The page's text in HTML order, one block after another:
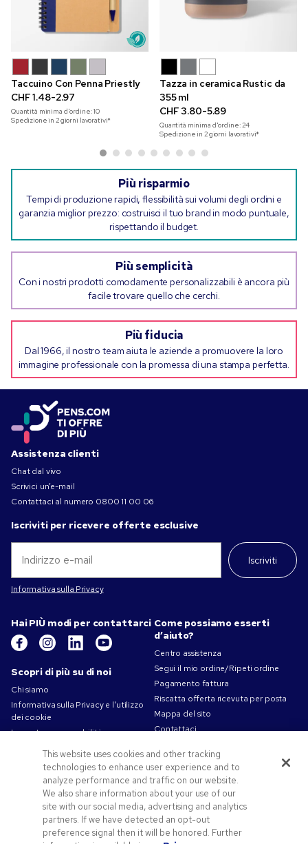
Taccuino Con Penna Priestly
CHF 1.48-2.97
Quantità minima d'ordine:10
Spedizione in 2 giorni lavorativi*
Tazza in ceramica Rustic da
355 ml
CHF 3.80-5.89
Quantità minima d'ordine:24
Spedizione in 2 giorni lavorativi*
Più risparmio
Tempi di produzione rapidi, flessibilità sui volumi degli ordini e
garanzia miglior prezzo: costruisci il tuo brand in modo puntuale,
rispettando il budget.
Più semplicità
Con i nostri prodotti comodamente personalizzabili è ancora più
facile trovare quello che cerchi.
Più fiducia
Dal 1966, il nostro team aiuta le aziende a promuovere la loro
immagine professionale con la promessa di una stampa perfetta.
Assistenza clienti
Chat dal vivo
Scrivici un’e-mail
Contattaci al numero 0800 11 00 06
Iscriviti per ricevere offerte esclusive
Iscriviti
Informativa sulla Privacy
Hai PIÙ modi per contattarci
Scopri di più su di noi
Chi siamo
Informativa sulla Privacy e l'utilizzo
dei cookie
La nostra responsabilità
Termini d'uso
Condizioni di vendita
Lavorare in Pens.com
Offerte e risorse
Gadget personalizzati
Codici promozionali e coupon
Come possiamo esserti
d’aiuto?
Centro assistenza
Segui il mio ordine/Ripeti ordine
Pagamento fattura
Riscatta offerta ricevuta per posta
Mappa del sito
Contattaci
This website uses cookies and other tracking
technologies to enhance user experience and to
analyze performance and traffic on our website.
We also share information about your use of our
site with our social media, advertising and analytics
partners. If we have detected an opt-out
preference signal then it will be honored. Further